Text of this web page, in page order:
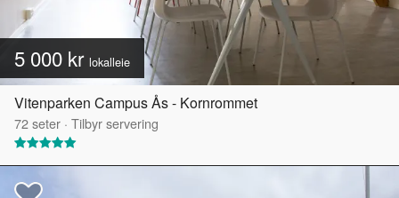
5 000 kr lokalleie
Vitenparken Campus Ås - Kornrommet
72seter · Tilbyr servering